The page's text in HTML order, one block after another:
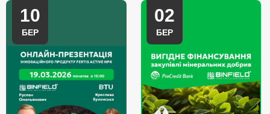
10
БЕР
02
БЕР